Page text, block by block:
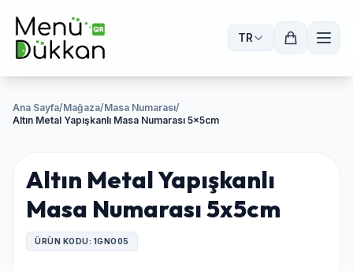
TR
Ana Sayfa/Mağaza/Masa Numarası/
Altın Metal Yapışkanlı Masa Numarası 5x5cm
Altın Metal Yapışkanlı
Masa Numarası 5x5cm
ÜRÜN KODU: 1GNO05